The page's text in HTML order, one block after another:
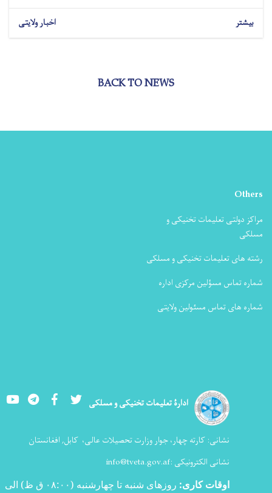
بیشتر اخبار ولایتی
BACK TO NEWS
Others
مراکز دولتی تعلیمات تخنیکی و
مسلکی
رشته های تعلیمات تخنیکی و مسلکی
شماره تماس مسؤلین مرکزی اداره
شماره های تماس مسئولین ولایتی
ادارۀ تعلیمات تخنیکی و مسلکی YoutubeLinkedInFacebook Twitter
نشانی: کارته چهار، جوار وزارت تحصیلات عالی، کابل, افغانستان
نشانی الکترونیکی :info@tveta.gov.af
اوقات کاری:
روزهای شنبه تا چهارشنبه (۰۸:۰۰ ق ظ) الی